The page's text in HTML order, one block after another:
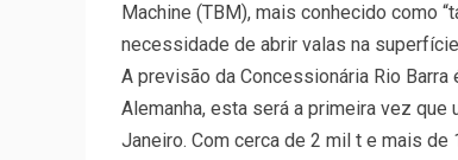
Machine (TBM), mais conhecido como
necessidade de abrir valas na
A previsão da Concessionária Rio
Alemanha, esta será a primeira vez
Janeiro. Com cerca de 2 mil t e mais